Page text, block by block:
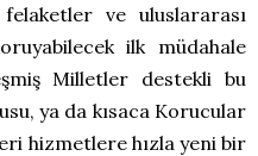
ve uluslararası
ilk müdahale
Milletler destekli bu
ya da kısaca Korucular
hizmetlere hızla yeni bir